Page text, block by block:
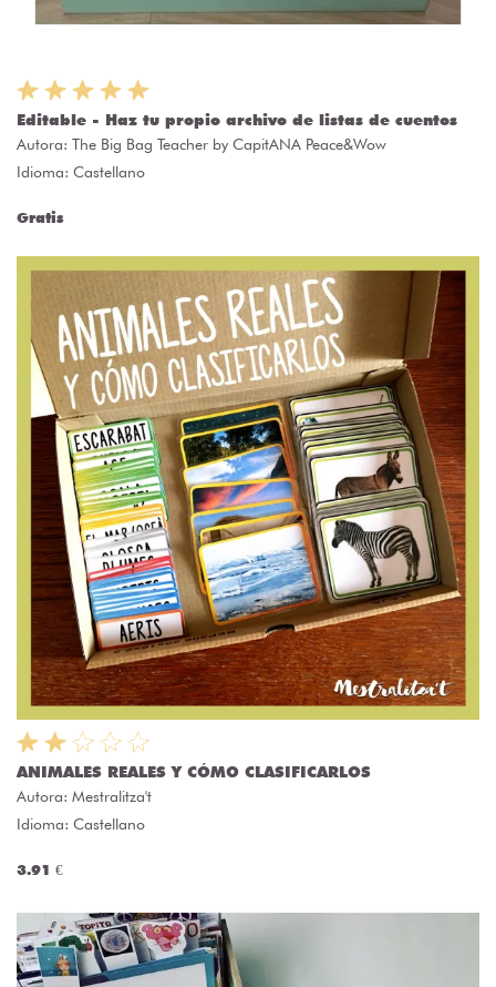
Editable - Haz tu propio archivo de listas de cuentos
Autora: The Big Bag Teacher by CapitANA Peace&Wow
Idioma: Castellano
Gratis
ANIMALES REALES Y CÓMO CLASIFICARLOS
Autora: Mestralitza't
Idioma: Castellano
3.91 €